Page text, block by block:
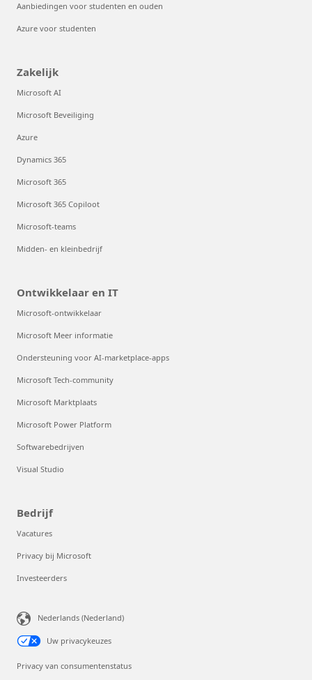
Aanbiedingen voor studenten en ouden
Azure voor studenten
Zakelijk
Microsoft AI
Microsoft Beveiliging
Azure
Dynamics 365
Microsoft 365
Microsoft 365 Copiloot
Microsoft-teams
Midden- en kleinbedrijf
Ontwikkelaar en IT
Microsoft-ontwikkelaar
Microsoft Meer informatie
Ondersteuning voor AI-marketplace-apps
Microsoft Tech-community
Microsoft Marktplaats
Microsoft Power Platform
Softwarebedrijven
Visual Studio
Bedrijf
Vacatures
Privacy bij Microsoft
Investeerders
Nederlands (Nederland)
Uw privacykeuzes
Privacy van consumentenstatus